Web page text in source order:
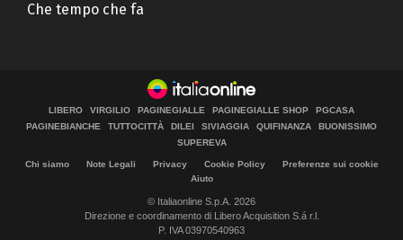
Che tempo che fa
LIBERO VIRGILIO PAGINEGIALLE PAGINEGIALLE SHOP
PGCASA
PAGINEBIANCHE
TUTTOCITTÀ DILEI SIVIAGGIA QUIFINANZA
BUONISSIMO
SUPEREVA
Chi siamo Note Legali Privacy Cookie Policy
Preferenze sui cookie
Aiuto
© Italiaonline S.p.A. 2026
Direzione e coordinamento di Libero Acquisition S.á r.l.
P. IVA 03970540963